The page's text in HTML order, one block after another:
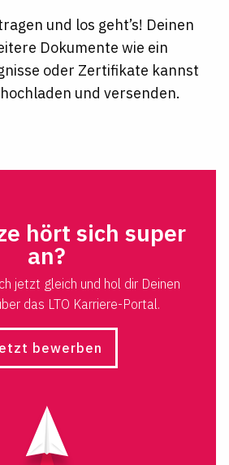
und los geht’s! Deinen
Dokumente wie ein
oder Zertifikate kannst
und versenden.
hört sich super
an?
jetzt gleich und hol dir Deinen
das LTO Karriere-Portal.
bewerben